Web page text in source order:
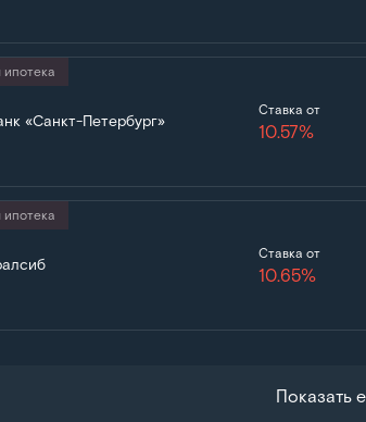
«Санкт-Петербург»
Ставка от
10.57%
Ставка от
10.65%
Показать